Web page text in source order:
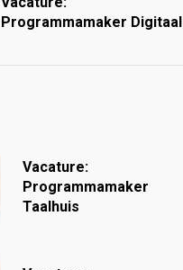
Programmamaker Digitaal
Vacature:
Programmamaker
Taalhuis